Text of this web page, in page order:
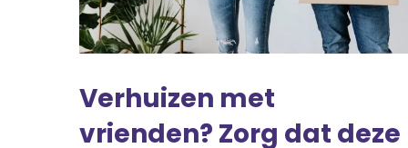
Verhuizen met
vrienden? Zorg dat deze